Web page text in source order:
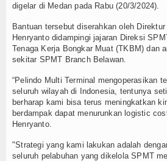
digelar di Medan pada Rabu (20/3/2024).
Bantuan tersebut diserahkan oleh
Henryanto didampingi jajaran Direksi
Tenaga Kerja Bongkar Muat (TKBM) dan
sekitar SPMT Branch Belawan.
“Pelindo Multi Terminal mengoperasikan
seluruh wilayah di Indonesia, tentunya
berharap kami bisa terus meningkatkan
berdampak dapat menurunkan logistic
Henryanto.
"Strategi yang kami lakukan adalah
seluruh pelabuhan yang dikelola SPMT